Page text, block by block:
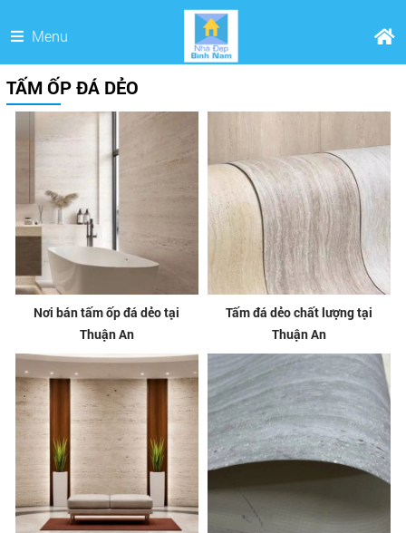
Menu
TẤM ỐP ĐÁ DẺO
Nơi bán tấm ốp đá dẻo tại
Thuận An
Tấm đá dẻo chất lượng tại
Thuận An